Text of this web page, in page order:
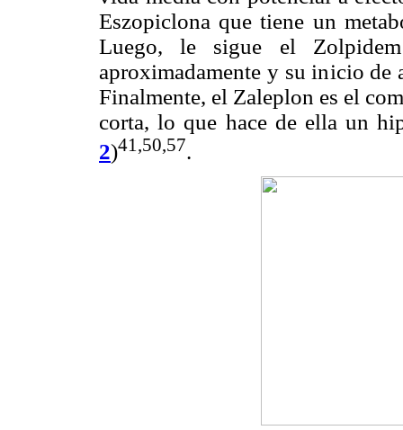
Eszopiclona que tiene un
Luego, le sigue el
aproximadamente y su inicio de
Finalmente, el Zaleplon es el
corta, lo que hace de ella un
2)41,50,57.